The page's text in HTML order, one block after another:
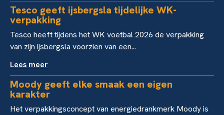
Tesco geeft ijsbergsla tijdelijke WK-
verpakking
Tesco heeft tijdens het WK voetbal 2026 de verpakking
van zijn ijsbergsla voorzien van een...
Lees meer
Moody geeft elke smaak een eigen
karakter
Het verpakkingsconcept van energiedrankmerk Moody is